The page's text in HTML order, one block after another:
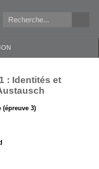
: Identités et
(épreuve 3)